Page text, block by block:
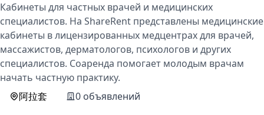
Кабинеты для частных врачей и медицинских
специалистов. На ShareRent представлены медицинские
кабинеты в лицензированных медцентрах для врачей,
массажистов, дерматологов, психологов и других
специалистов. Соаренда помогает молодым врачам
начать частную практику.
阿拉套
0 объявлений